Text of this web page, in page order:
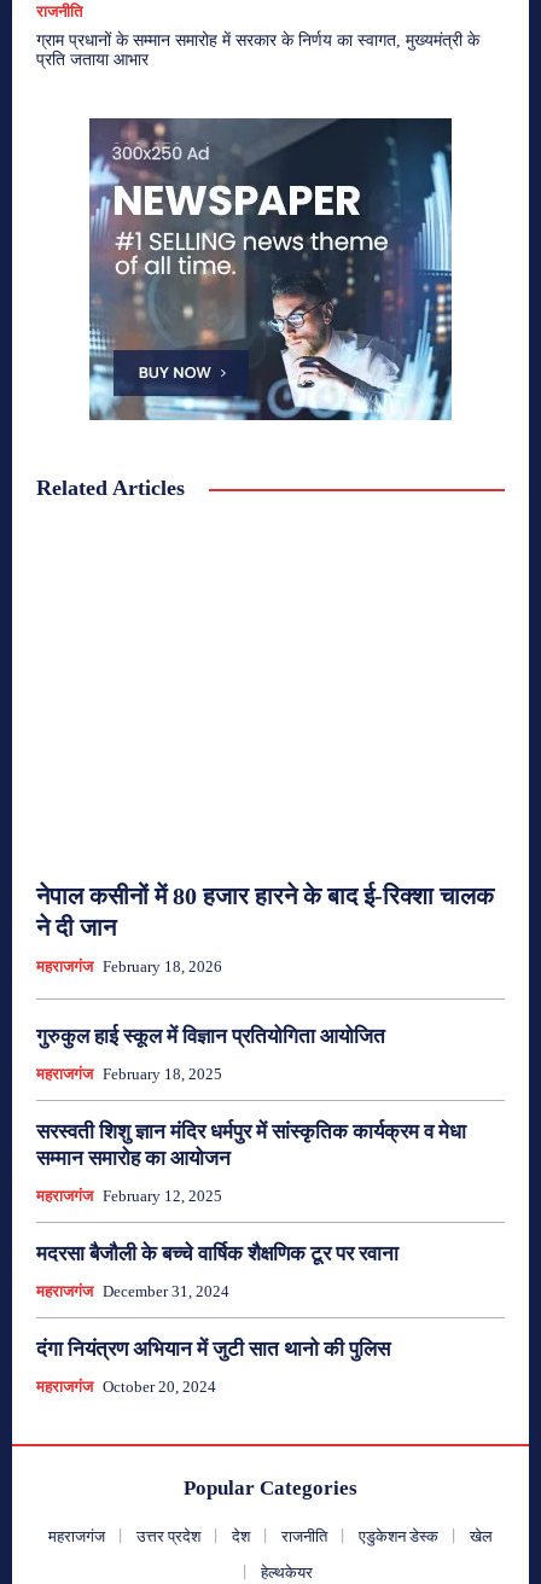
राजनीति
ग्राम प्रधानों के सम्मान समारोह में सरकार के निर्णय का स्वागत, मुख्यमंत्री के
प्रति जताया आभार
Related Articles
नेपाल कसीनों में 80 हजार हारने के बाद ई-रिक्शा चालक
ने दी जान
महराजगंज February 18, 2026
गुरुकुल हाई स्कूल में विज्ञान प्रतियोगिता आयोजित
महराजगंज February 18, 2025
सरस्वती शिशु ज्ञान मंदिर धर्मपुर में सांस्कृतिक कार्यक्रम व मेधा
सम्मान समारोह का आयोजन
महराजगंज February 12, 2025
मदरसा बैजौली के बच्चे वार्षिक शैक्षणिक टूर पर रवाना
महराजगंज December 31, 2024
दंगा नियंत्रण अभियान में जुटी सात थानो की पुलिस
महराजगंज October 20, 2024
Popular Categories
महराजगंज उत्तर प्रदेश देश राजनीति एडुकेशन डेस्क
खेल
हेल्थकेयर